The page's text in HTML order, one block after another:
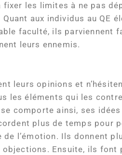
les limites à ne pas
aux individus au QE
faculté, ils parviennent
leurs ennemis.
leurs opinions et
les éléments qui les
comporte ainsi, ses
plus de temps pour
l’émotion. Ils donnent
Ensuite, ils font